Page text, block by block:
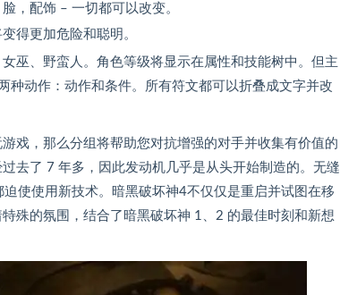
，配饰 – 一切都可以改变。
得更加危险和聪明。
巫、野蛮人。角色等级将显示在属性和技能树中。但主
种动作：动作和条件。所有符文都可以折叠成文字并改
戏，那么分组将帮助您对抗增强的对手并收集有价值的
去了 7 年多，因此发动机几乎是从头开始制造的。无缝
使使用新技术。暗黑破坏神4不仅仅是重启并试图在移
殊的氛围，结合了暗黑破坏神 1、2 的最佳时刻和新想